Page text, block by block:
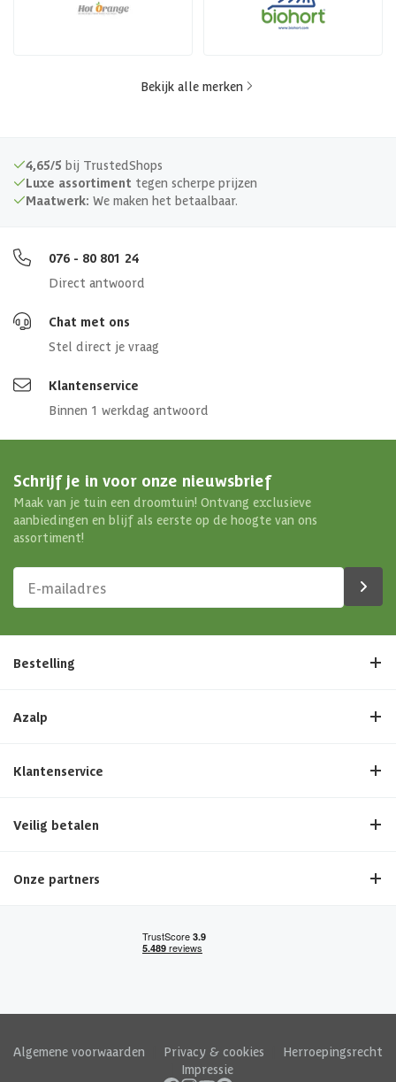
Bekijk alle merken
4,65/5 bij TrustedShops
Luxe assortiment tegen scherpe prijzen
Maatwerk: We maken het betaalbaar.
076 - 80 801 24
Direct antwoord
Chat met ons
Stel direct je vraag
Klantenservice
Binnen 1 werkdag antwoord
Schrijf je in voor onze nieuwsbrief
Maak van je tuin een droomtuin! Ontvang exclusieve
aanbiedingen en blijf als eerste op de hoogte van ons
assortiment!
Bestelling
Azalp
Klantenservice
Veilig betalen
Onze partners
Algemene voorwaarden Privacy & cookies
Herroepingsrecht
Impressie